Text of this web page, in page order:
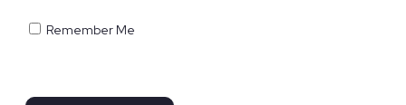
Remember Me